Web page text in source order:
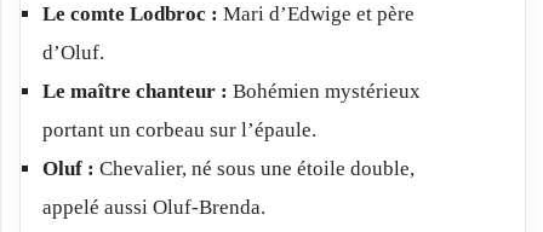
Le comte Lodbroc : Mari d’Edwige et père
d’Oluf.
Le maître chanteur : Bohémien mystérieux
portant un corbeau sur l’épaule.
Oluf : Chevalier, né sous une étoile double,
appelé aussi Oluf-Brenda.